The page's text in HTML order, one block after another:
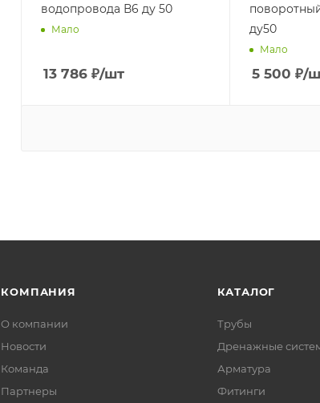
водопровода В6 ду 50
Мало
13 786 ₽/шт
ду50
Мало
5 500 ₽/
КОМПАНИЯ
О компании
Новости
Команда
Партнеры
КАТАЛОГ
Трубы
Дренажные
Арматура
Фитинги